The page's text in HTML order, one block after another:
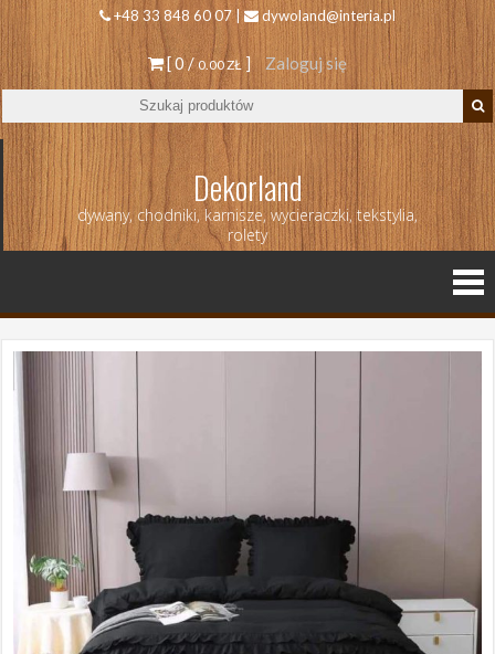
+48 33 848 60 07 | dywoland@interia.pl
[ 0 /0.00 ZŁ ] Zaloguj się
Dekorland
dywany, chodniki, karnisze, wycieraczki, tekstylia,
rolety